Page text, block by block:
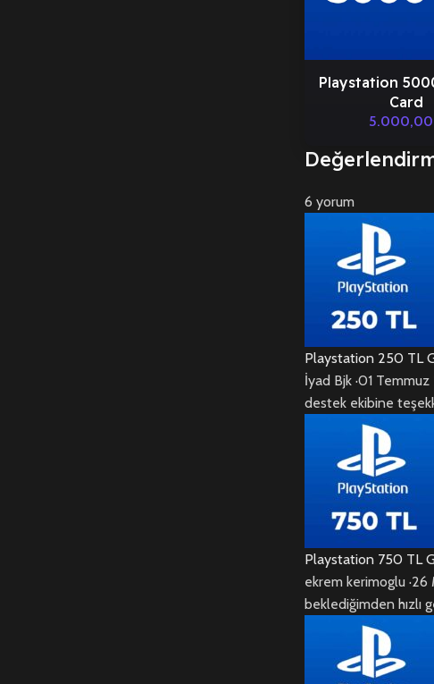
Playstation
Card
5.000,00
6 yorum
Playstation 250 TL
İyad Bjk ·01
destek ekibine
Playstation 750 TL
ekrem kerimoglu ·26
beklediğimden hızlı